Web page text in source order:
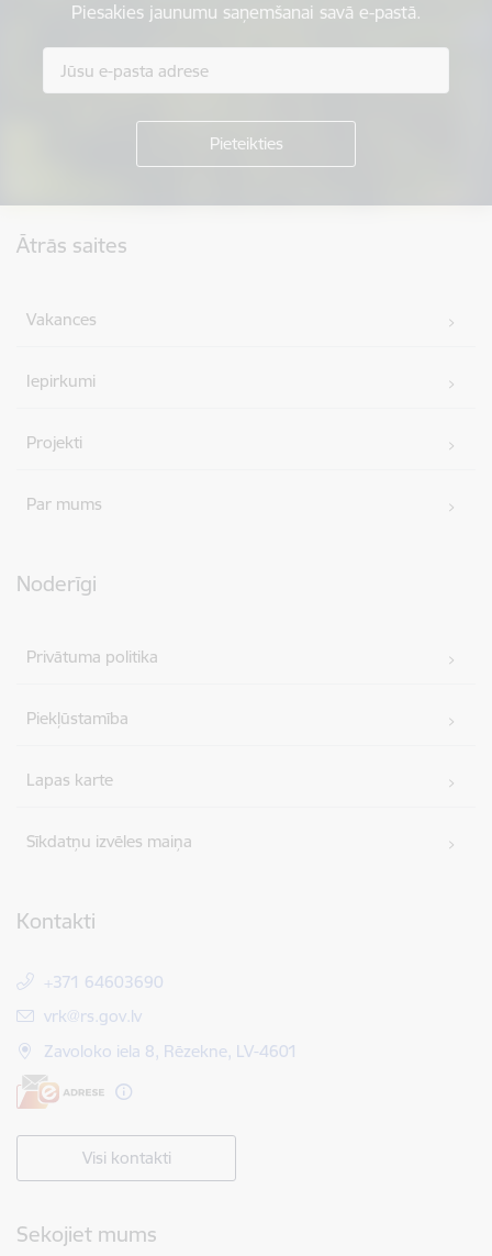
Piesakies jaunumu saņemšanai savā e-pastā.
Ātrās saites
Vakances
Iepirkumi
Projekti
Par mums
Noderīgi
Privātuma politika
Piekļūstamība
Lapas karte
Sīkdatņu izvēles maiņa
Kontakti
+371 64603690
E-pasts:
vrk@rs.gov.lv
Zavoloko iela 8, Rēzekne, LV-4601
Visi kontakti
Sekojiet mums